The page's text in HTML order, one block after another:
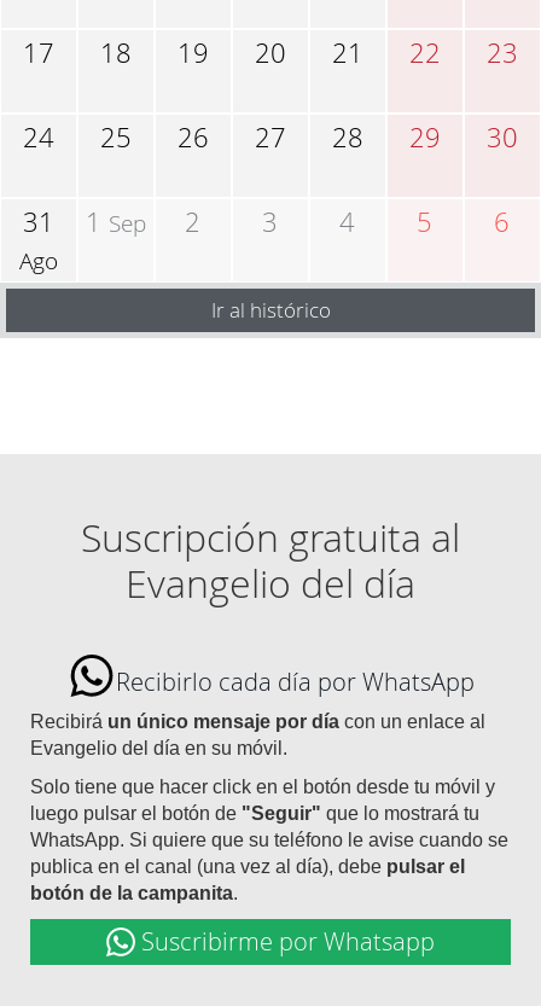
17 18 19 20 21 22 23
24 25 26 27 28 29 30
31
Ago
1 Sep 2 3 4 5 6
Ir al histórico
Suscripción gratuita al
Evangelio del día
Recibirlo cada día por WhatsApp
Recibirá un único mensaje por día con un enlace al
Evangelio del día en su móvil.
Solo tiene que hacer click en el botón desde tu móvil y
luego pulsar el botón de "Seguir" que lo mostrará tu
WhatsApp. Si quiere que su teléfono le avise cuando se
publica en el canal (una vez al día), debe pulsar el
botón de la campanita.
Suscribirme por Whatsapp